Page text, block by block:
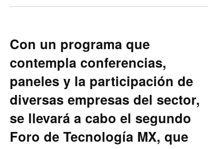
Con un programa que
contempla conferencias,
paneles y la participación de
diversas empresas del sector,
se llevará a cabo el segundo
Foro de Tecnología MX, que